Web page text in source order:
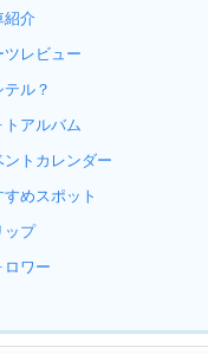
紹介
ツレビュー
テル？
トアルバム
ントカレンダー
すめスポット
ップ
ロワー